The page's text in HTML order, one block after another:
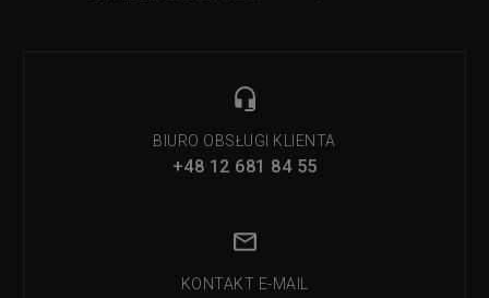
BIURO OBSŁUGI KLIENTA
+48 12 681 84 55
KONTAKT E-MAIL